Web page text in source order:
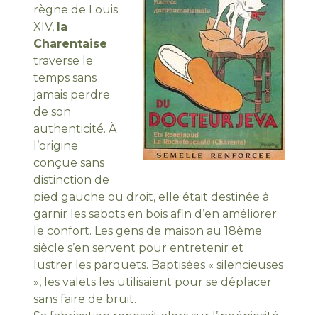
règne de Louis
XIV, la
Charentaise
traverse le
temps sans
jamais perdre
de son
authenticité. À
l’origine
conçue sans
distinction de
pied gauche ou droit, elle était destinée à
garnir les sabots en bois afin d’en améliorer
le confort. Les gens de maison au 18ème
siècle s’en servent pour entretenir et
lustrer les parquets. Baptisées « silencieuses
», les valets les utilisaient pour se déplacer
sans faire de bruit.